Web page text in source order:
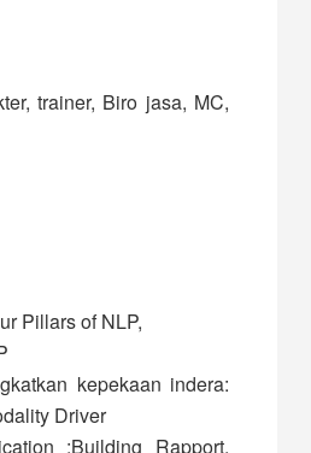
trainer, Biro jasa, MC,
Pillars of NLP,
kepekaan indera:
Driver
:Building Rapport,